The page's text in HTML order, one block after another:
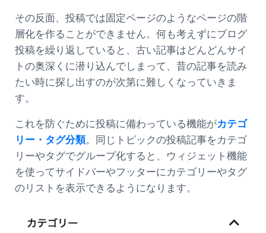
その反面、投稿では固定ページのようなページの階
層化を作ることができません。何も考えずにブログ
投稿を繰り返していると、古い記事はどんどんサイ
トの奥深くに潜り込んでしまって、昔の記事を読み
たい時に探し出すのが次第に難しくなっていきま
す。
これを防ぐために投稿に備わっている機能がカテゴ
リー・タグ分類。同じトピックの投稿記事をカテゴ
リーやタグでグループ化すると、ウィジェット機能
を使ってサイドバーやフッターにカテゴリーやタグ
のリストを表示できるようになります。